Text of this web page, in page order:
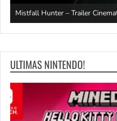
Mistfall Hunter – Trailer
ULTIMAS NINTENDO!